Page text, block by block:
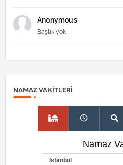
Anonymous
Başlık yok
NAMAZ VAKITLERI